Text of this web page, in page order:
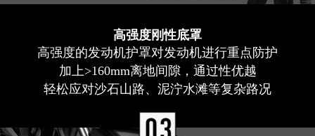
高强度刚性底罩
高强度的发动机护罩对发动机进行重点防护
加上>160mm离地间隙，通过性优越
轻松应对沙石山路、泥泞水滩等复杂路况